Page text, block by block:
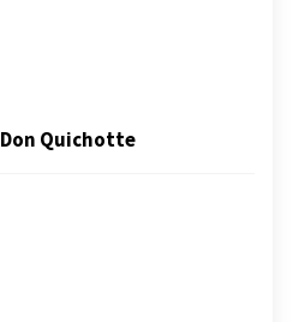
Don Quichotte